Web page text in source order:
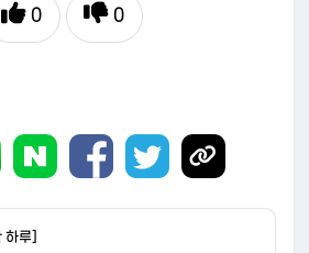
0 0
하루]